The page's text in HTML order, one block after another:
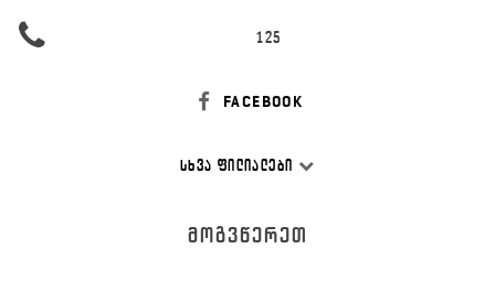
125
FACEBOOK
ᲡᲮᲕᲐ ᲤᲘᲚᲘᲐᲚᲔᲑᲘ
ᲛᲝᲒᲕᲬᲔᲠᲔᲗ